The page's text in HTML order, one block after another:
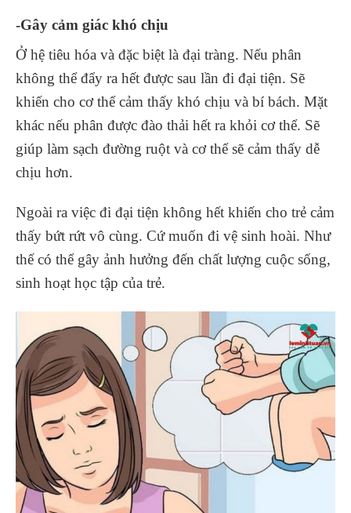
-Gây cảm giác khó chịu
Ở hệ tiêu hóa và đặc biệt là đại tràng. Nếu phân
không thể đẩy ra hết được sau lần đi đại tiện. Sẽ
khiến cho cơ thể cảm thấy khó chịu và bí bách. Mặt
khác nếu phân được đào thải hết ra khỏi cơ thể. Sẽ
giúp làm sạch đường ruột và cơ thể sẽ cảm thấy dễ
chịu hơn.
Ngoài ra việc đi đại tiện không hết khiến cho trẻ cảm
thấy bứt rứt vô cùng. Cứ muốn đi vệ sinh hoài. Như
thế có thể gây ảnh hưởng đến chất lượng cuộc sống,
sinh hoạt học tập của trẻ.